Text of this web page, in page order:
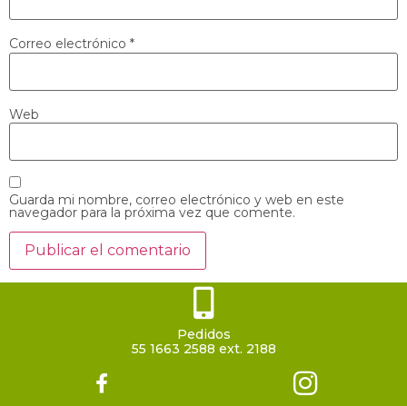
Correo electrónico *
Web
Guarda mi nombre, correo electrónico y web en este
navegador para la próxima vez que comente.
Pedidos
55 1663 2588 ext. 2188